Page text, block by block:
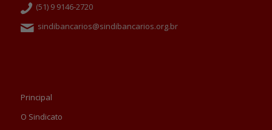
(51) 9 9146-2720
sindibancarios@sindibancarios.org.br
Principal
O Sindicato